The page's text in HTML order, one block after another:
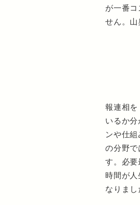
が一番
せん。
報連相
いるか
ンや仕
の分野
す。必
時間が
なりまし